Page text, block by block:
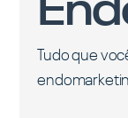
Tudo que